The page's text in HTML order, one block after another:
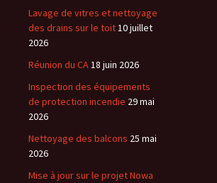
Lavage de vitres et nettoyage
des drains sur le toit10 juillet
2026
Réunion du CA18 juin 2026
Inspection des équipements
de protection incendie 29 mai
2026
Nettoyage des balcons 25 mai
2026
Mise à jour sur le projet Nowa